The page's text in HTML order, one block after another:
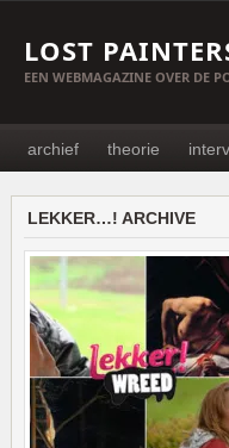
LOST
EEN WEBMAGAZINE OVER DE
archief theorie
LEKKER…! ARCHIVE